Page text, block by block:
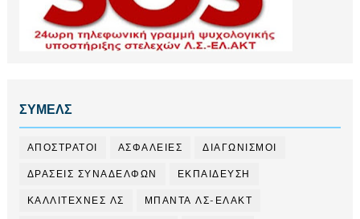
ΣΥΜΕΛΣ
ΑΠΟΣΤΡΑΤΟΙ ΑΣΦΑΛΕΙΕΣ ΔΙΑΓΩΝΙΣΜΟΙ
ΔΡΑΣΕΙΣ ΣΥΝΑΔΕΛΦΩΝ ΕΚΠΑΙΔΕΥΣΗ
ΚΑΛΛΙΤΕΧΝΕΣ ΛΣ ΜΠΑΝΤΑ ΛΣ-ΕΛΑΚΤ